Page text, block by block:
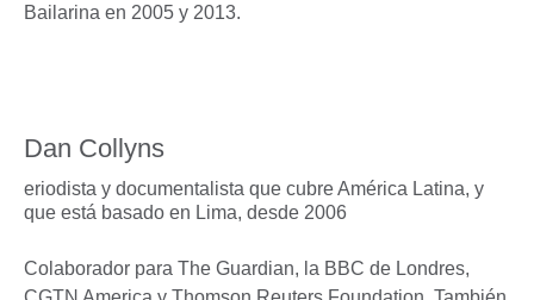
Bailarina en 2005 y 2013.
Dan Collyns
eriodista y documentalista que cubre América Latina, y
que está basado en Lima, desde 2006
Colaborador para The Guardian, la BBC de Londres,